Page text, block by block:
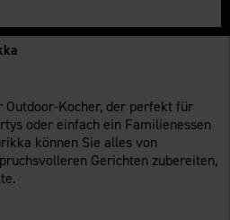
Kocher, der perfekt für
oder einfach ein Familienessen
können Sie alles von
Gerichten zubereiten,